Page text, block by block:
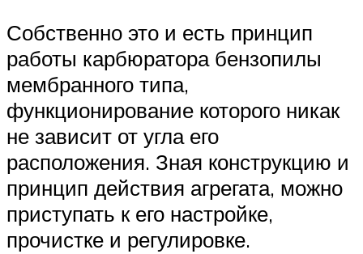
Собственно это и есть принцип
работы карбюратора бензопилы
мембранного типа,
функционирование которого никак
не зависит от угла его
расположения. Зная конструкцию и
принцип действия агрегата, можно
приступать к его настройке,
прочистке и регулировке.